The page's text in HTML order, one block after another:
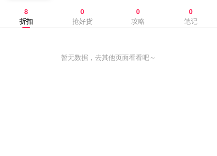
8
折扣
0
抢好货
0
攻略
0
笔记
暂无数据，去其他页面看看吧～